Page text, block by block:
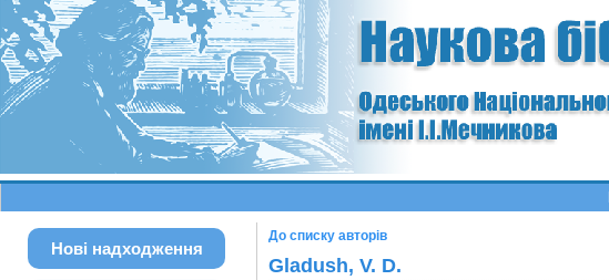
Нові надходження
До списку авторів
Gladush, V. D.